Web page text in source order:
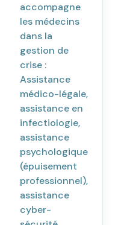
accompagne
les médecins
dans la
gestion de
crise :
Assistance
médico-légale,
assistance en
infectiologie,
assistance
psychologique
(épuisement
professionnel),
assistance
cyber-